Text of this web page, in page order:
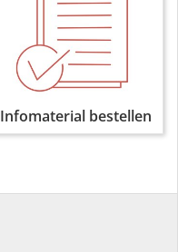
Infomaterial bestellen